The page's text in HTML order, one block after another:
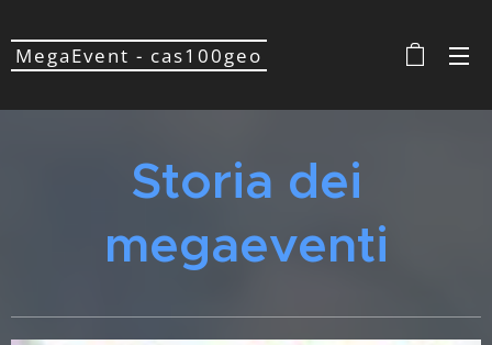
MegaEvent - cas100geo
Storia dei
megaeventi